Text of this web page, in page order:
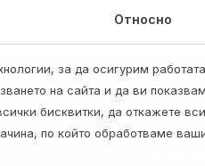
на
След
Относно
за да осигурим
на сайта и да ви
бисквитки, да откажете
по който обработваме